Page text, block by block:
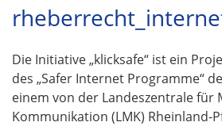
Die Initiative „klicksafe“ ist ein
des „Safer Internet Programme“
einem von der Landeszentrale für
Kommunikation (LMK) Rheinland-